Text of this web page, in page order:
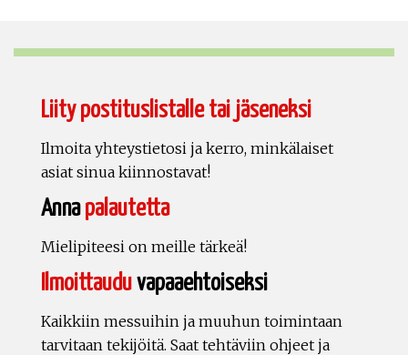
Liity postituslistalle tai jäseneksi
Ilmoita yhteystietosi ja kerro, minkälaiset
asiat sinua kiinnostavat!
Annapalautetta
Mielipiteesi on meille tärkeä!
Ilmoittauduvapaaehtoiseksi
Kaikkiin messuihin ja muuhun toimintaan
tarvitaan tekijöitä. Saat tehtäviin ohjeet ja